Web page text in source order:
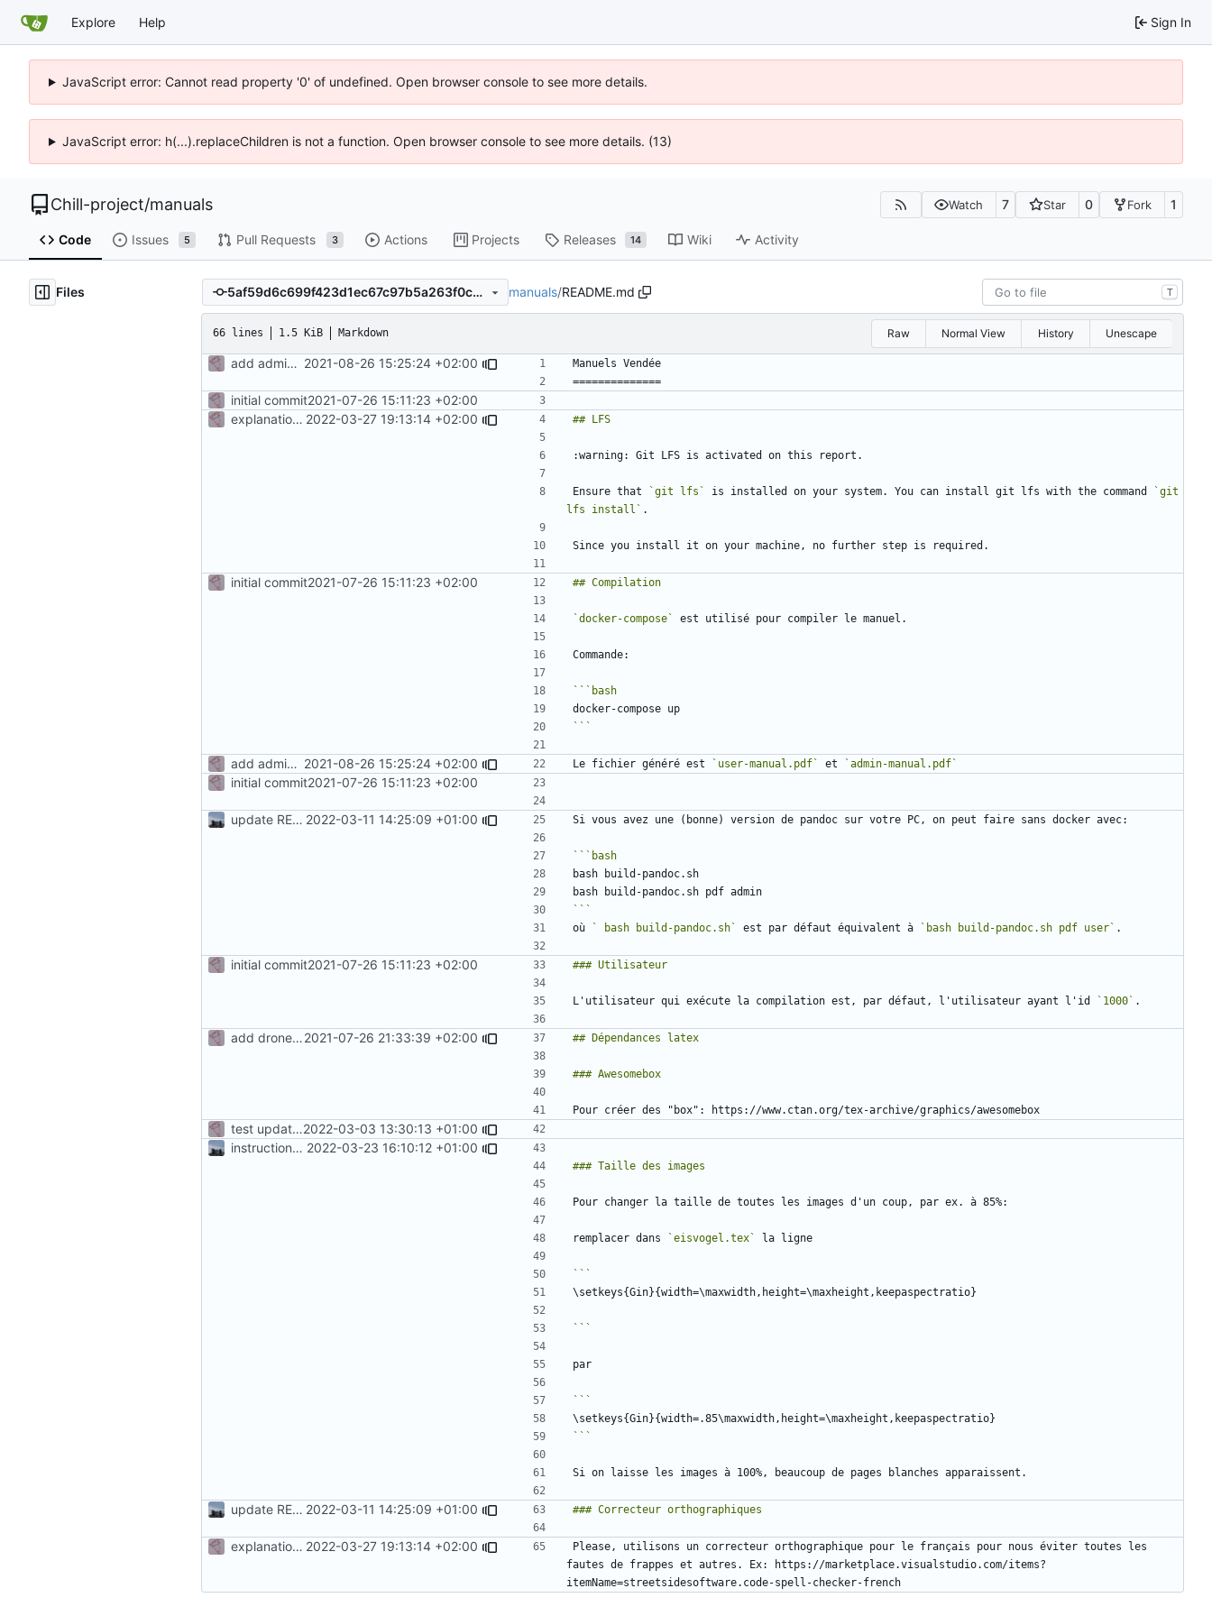
Explore Help Sign In
JavaScript error: Cannot read property '0' of undefined. Open browser console to see more details.
JavaScript error: h(...).replaceChildren is not a function. Open browser console to see more details. (13)
Chill-project/manuals Watch 7 Star 0 Fork 1
Code Issues 5 Pull Requests 3 Actions Projects Releases 14 Wiki Activity
Files 5af59d6c699f423d1ec67c97b5a263f0c80b5679 manuals/README.md T
66 lines 1.5 KiB Markdown Raw Normal View History Unescape
add admin manual to docker-compose 2021-08-26 15:25:24 +02:00
initial commit2021-07-26 15:11:23 +02:00
explanations about lfs 2022-03-27 19:13:14 +02:00
Ensure that `git lfs` is installed on your system. You can install git lfs with the command
`git
lfs install`
initial commit2021-07-26 15:11:23 +02:00
`docker-compose`
```
add admin manual to docker-compose 2021-08-26 15:25:24 +02:00 Le fichier généré est `user-manual.pdf` et `admin-manual.pdf`
initial commit2021-07-26 15:11:23 +02:00
update README 2022-03-11 14:25:09 +01:00
```
où
` bash build-pandoc.sh` est par défaut équivalent à `bash build-pandoc.sh pdf user`
initial commit2021-07-26 15:11:23 +02:00
L'utilisateur qui exécute la compilation est, par défaut, l'utilisateur ayant l'id `1000`
add drone CI to project2021-07-26 21:33:39 +02:00
test update readme2022-03-03 13:30:13 +01:00
instructions pour resizing images 2022-03-23 16:10:12 +01:00
remplacer dans `eisvogel.tex`
```
```
update README 2022-03-11 14:25:09 +01:00
explanations about lfs 2022-03-27 19:13:14 +02:00
Please, utilisons un correcteur orthographique pour le français pour nous éviter toutes les
fautes de frappes et autres. Ex: https://marketplace.visualstudio.com/items?